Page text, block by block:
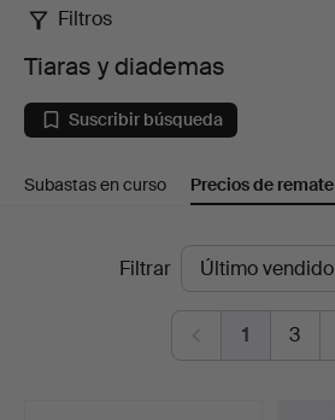
Tiaras
diademas
Filtros
Tiaras y diademas
Suscribir búsqueda
Subastas en curso Precios de remate
Filtrar
1 3